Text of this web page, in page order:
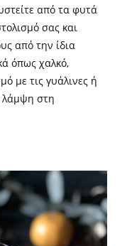
από τα φυτά
σας και
από την ίδια
όπως χαλκό,
με τις γυάλινες ή
λάμψη στη